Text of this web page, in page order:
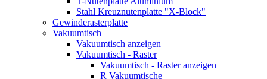
Stahl Kreuznutenplatte "X-Block"
Gewinderasterplatte
Vakuumtisch
Vakuumtisch anzeigen
Vakuumtisch - Raster
Vakuumtisch - Raster anzeigen
R Vakuumtische